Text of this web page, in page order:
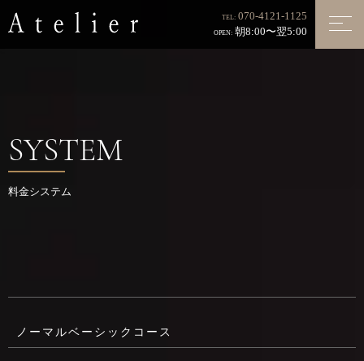
TEL: 070-4121-1125
OPEN: 朝8:00〜翌5:00
SYSTEM
料金システム
ノーマルベーシックコース